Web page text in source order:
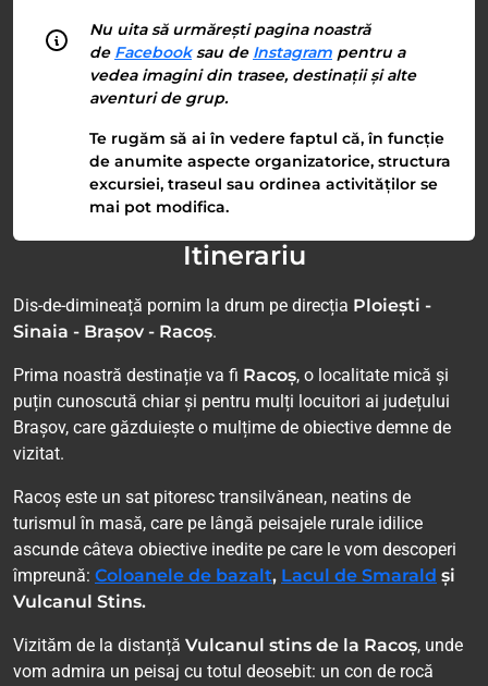
Nu uita să urmărești pagina noastră
de Facebooksau de Instagram pentru a
vedea imagini din trasee, destinații și alte
aventuri de grup.
Te rugăm să ai în vedere faptul că, în funcție
de anumite aspecte organizatorice, structura
excursiei, traseul sau ordinea activităților se
mai pot modifica.
Itinerariu
Dis-de-dimineață pornim la drum pe direcția Ploiești -
Sinaia - Brașov - Racoș.
Prima noastră destinație va fi Racoș, o localitate mică și
puțin cunoscută chiar și pentru mulți locuitori ai județului
Brașov, care găzduiește o mulțime de obiective demne de
vizitat.
Racoș este un sat pitoresc transilvănean, neatins de
turismul în masă, care pe lângă peisajele rurale idilice
ascunde câteva obiective inedite pe care le vom descoperi
împreună: Coloanele de bazalt, Lacul de Smarald și
Vulcanul Stins.
Vizităm de la distanță Vulcanul stins de la Racoș, unde
vom admira un peisaj cu totul deosebit: un con de rocă